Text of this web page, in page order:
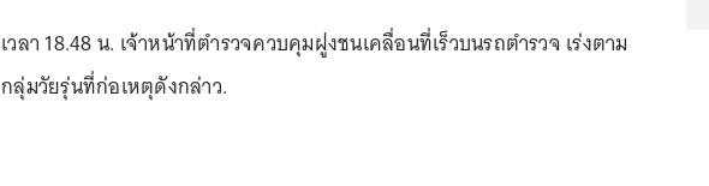
เวลา 18.48 น. เจ้าหน้าที่ตำรวจควบคุมฝูงชนเคลื่อนที่เร็วบนรถตำรวจ เร่งตาม
กลุ่มวัยรุ่นที่ก่อเหตุดังกล่าว.